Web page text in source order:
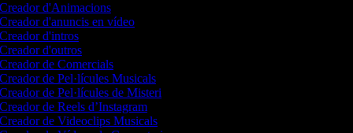
d'Animacions
d'anuncis en vídeo
d'intros
d'outros
de Comercials
de Pel·lícules Musicals
de Pel·lícules de Misteri
de Reels d’Instagram
de Videoclips Musicals